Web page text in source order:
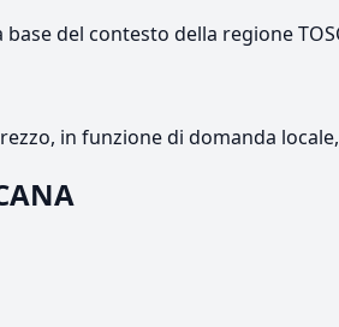
del contesto della regione
in funzione di domanda